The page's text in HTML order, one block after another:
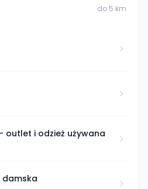
do 5 km
outlet i odzież używana
damska